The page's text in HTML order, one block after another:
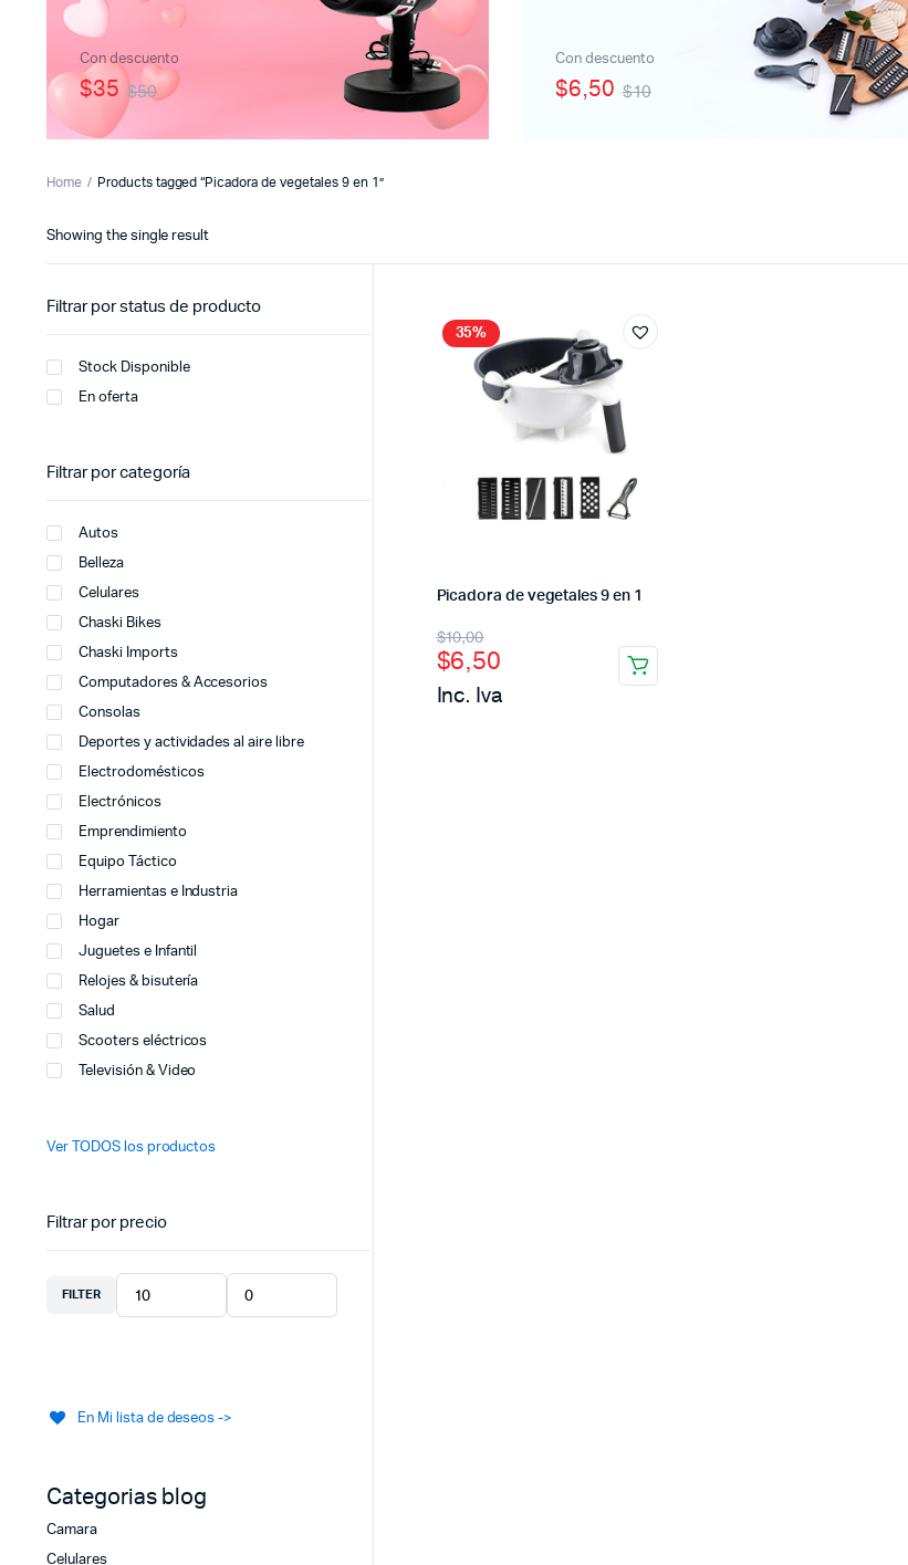
Con descuento
$50
$35
Con descuento
$10
$6,50
Home Products tagged “Picadora de vegetales 9 en 1”
Showing the single result
35%
Picadora de vegetales 9 en 1
$10,00
$6,50
Inc. Iva
Filtrar por status de producto
Stock Disponible
En oferta
Filtrar por categoría
Autos
Belleza
Celulares
Chaski Bikes
Chaski Imports
Computadores & Accesorios
Consolas
Deportes y actividades al aire libre
Electrodomésticos
Electrónicos
Emprendimiento
Equipo Táctico
Herramientas e Industria
Hogar
Juguetes e Infantil
Relojes & bisutería
Salud
Scooters eléctricos
Televisión & Video
Ver TODOS los productos
Filtrar por precio
FILTER
En Mi lista de deseos ->
Categorias blog
Camara
Celulares